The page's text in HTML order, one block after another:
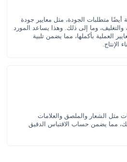
متطلبات الجودة، مثل معايير جودة
والتغليف، وما إلى ذلك. وهذا يساعد المورد
العملية بأكملها، مما يضمن تلبية
الإنتاج.
مثل الشعار والملصق والعلامات
مما يضمن حساب الاقتباس الدقيق